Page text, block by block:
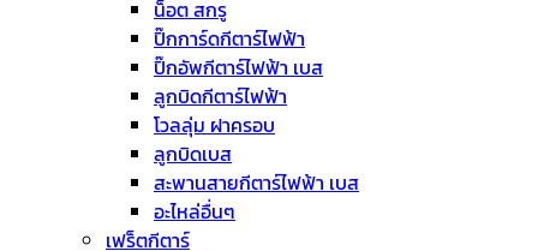
น็อต สกรู
ปิ๊กการ์ดกีตาร์ไฟฟ้า
ปิ๊กอัพกีตาร์ไฟฟ้า เบส
ลูกบิดกีตาร์ไฟฟ้า
โวลลุ่ม ฝาครอบ
ลูกบิดเบส
สะพานสายกีตาร์ไฟฟ้า เบส
อะไหล่อื่นๆ
เฟร็ตกีตาร์